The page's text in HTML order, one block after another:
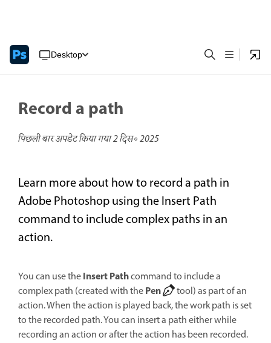
Desktop
Record a path
पिछली बार अपडेट किया गया2 दिस॰ 2025
Learn more about how to record a path in
Adobe Photoshop using the Insert Path
command to include complex paths in an
action.
You can use theInsert Pathcommand to include a
complex path (created with thePen
tool) as part of an
action. When the action is played back, the work path is set
to the recorded path. You can insert a path either while
recording an action or after the action has been recorded.